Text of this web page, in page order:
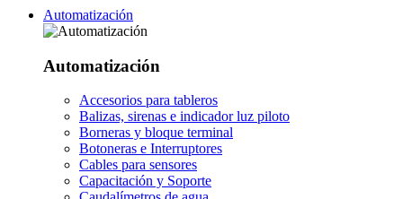
Automatización
Automatización
Accesorios para tableros
Balizas, sirenas e indicador luz piloto
Borneras y bloque terminal
Botoneras e Interruptores
Cables para sensores
Capacitación y Soporte